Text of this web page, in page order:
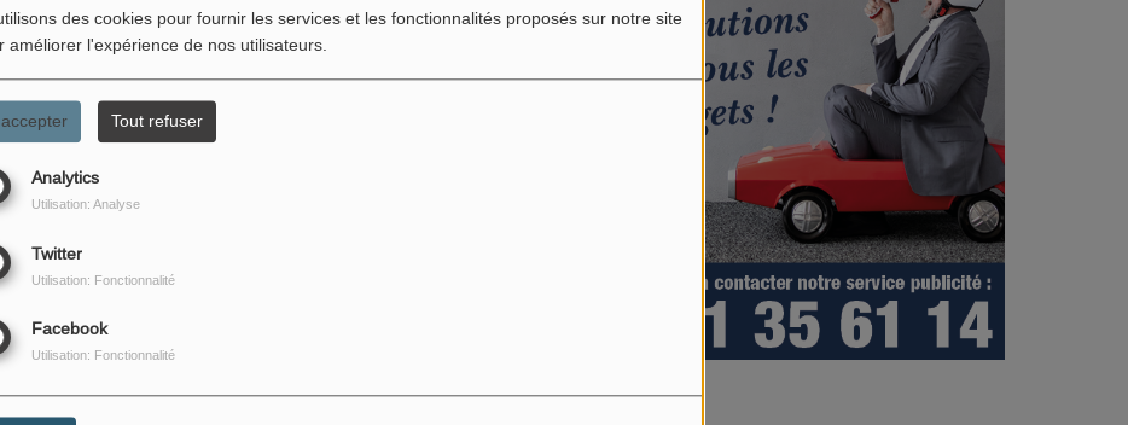
des cookies pour fournir les services et les fonctionnalités proposés sur notre site
améliorer l'expérience de nos utilisateurs.
Tout refuser
Analytics
Utilisation: Analyse
Twitter
Utilisation: Fonctionnalité
Facebook
Utilisation: Fonctionnalité